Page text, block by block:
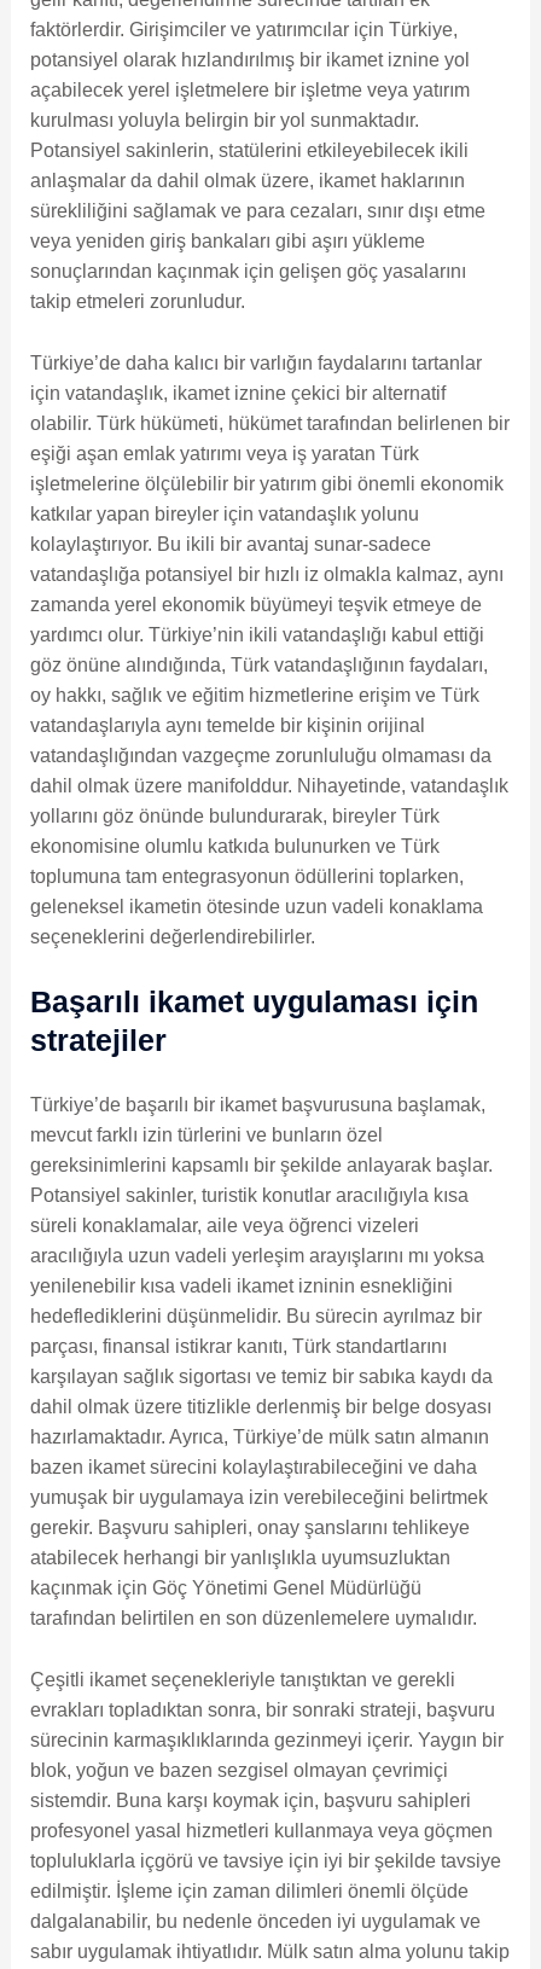
faktörlerdir. Girişimciler ve yatırımcılar için Türkiye,
potansiyel olarak hızlandırılmış bir ikamet iznine yol
açabilecek yerel işletmelere bir işletme veya yatırım
kurulması yoluyla belirgin bir yol sunmaktadır.
Potansiyel sakinlerin, statülerini etkileyebilecek ikili
anlaşmalar da dahil olmak üzere, ikamet haklarının
sürekliliğini sağlamak ve para cezaları, sınır dışı etme
veya yeniden giriş bankaları gibi aşırı yükleme
sonuçlarından kaçınmak için gelişen göç yasalarını
takip etmeleri zorunludur.
Türkiye’de daha kalıcı bir varlığın faydalarını tartanlar
için vatandaşlık, ikamet iznine çekici bir alternatif
olabilir. Türk hükümeti, hükümet tarafından belirlenen bir
eşiği aşan emlak yatırımı veya iş yaratan Türk
işletmelerine ölçülebilir bir yatırım gibi önemli ekonomik
katkılar yapan bireyler için vatandaşlık yolunu
kolaylaştırıyor. Bu ikili bir avantaj sunar-sadece
vatandaşlığa potansiyel bir hızlı iz olmakla kalmaz, aynı
zamanda yerel ekonomik büyümeyi teşvik etmeye de
yardımcı olur. Türkiye’nin ikili vatandaşlığı kabul ettiği
göz önüne alındığında, Türk vatandaşlığının faydaları,
oy hakkı, sağlık ve eğitim hizmetlerine erişim ve Türk
vatandaşlarıyla aynı temelde bir kişinin orijinal
vatandaşlığından vazgeçme zorunluluğu olmaması da
dahil olmak üzere manifolddur. Nihayetinde, vatandaşlık
yollarını göz önünde bulundurarak, bireyler Türk
ekonomisine olumlu katkıda bulunurken ve Türk
toplumuna tam entegrasyonun ödüllerini toplarken,
geleneksel ikametin ötesinde uzun vadeli konaklama
seçeneklerini değerlendirebilirler.
Başarılı ikamet uygulaması için
stratejiler
Türkiye’de başarılı bir ikamet başvurusuna başlamak,
mevcut farklı izin türlerini ve bunların özel
gereksinimlerini kapsamlı bir şekilde anlayarak başlar.
Potansiyel sakinler, turistik konutlar aracılığıyla kısa
süreli konaklamalar, aile veya öğrenci vizeleri
aracılığıyla uzun vadeli yerleşim arayışlarını mı yoksa
yenilenebilir kısa vadeli ikamet izninin esnekliğini
hedeflediklerini düşünmelidir. Bu sürecin ayrılmaz bir
parçası, finansal istikrar kanıtı, Türk standartlarını
karşılayan sağlık sigortası ve temiz bir sabıka kaydı da
dahil olmak üzere titizlikle derlenmiş bir belge dosyası
hazırlamaktadır. Ayrıca, Türkiye’de mülk satın almanın
bazen ikamet sürecini kolaylaştırabileceğini ve daha
yumuşak bir uygulamaya izin verebileceğini belirtmek
gerekir. Başvuru sahipleri, onay şanslarını tehlikeye
atabilecek herhangi bir yanlışlıkla uyumsuzluktan
kaçınmak için Göç Yönetimi Genel Müdürlüğü
tarafından belirtilen en son düzenlemelere uymalıdır.
Çeşitli ikamet seçenekleriyle tanıştıktan ve gerekli
evrakları topladıktan sonra, bir sonraki strateji, başvuru
sürecinin karmaşıklıklarında gezinmeyi içerir. Yaygın bir
blok, yoğun ve bazen sezgisel olmayan çevrimiçi
sistemdir. Buna karşı koymak için, başvuru sahipleri
profesyonel yasal hizmetleri kullanmaya veya göçmen
topluluklarla içgörü ve tavsiye için iyi bir şekilde tavsiye
edilmiştir. İşleme için zaman dilimleri önemli ölçüde
dalgalanabilir, bu nedenle önceden iyi uygulamak ve
sabır uygulamak ihtiyatlıdır. Mülk satın alma yolunu takip